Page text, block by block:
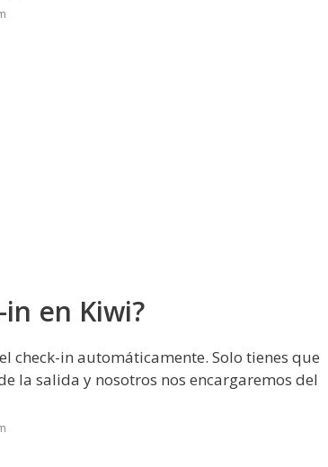
en Kiwi?
check-in automáticamente. Solo tienes que
la salida y nosotros nos encargaremos del